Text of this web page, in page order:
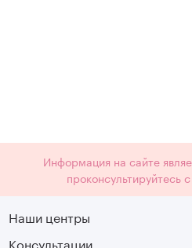
Информация на сайте
проконсультируйтесь
Наши центры
Петроградская
Консультации